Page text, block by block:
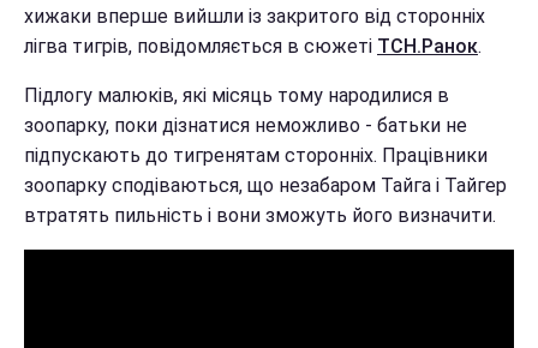
хижаки вперше вийшли із закритого від сторонніх
лігва тигрів, повідомляється в сюжеті ТСН.Ранок.
Підлогу малюків, які місяць тому народилися в
зоопарку, поки дізнатися неможливо - батьки не
підпускають до тигренятам сторонніх. Працівники
зоопарку сподіваються, що незабаром Тайга і Тайгер
втратять пильність і вони зможуть його визначити.